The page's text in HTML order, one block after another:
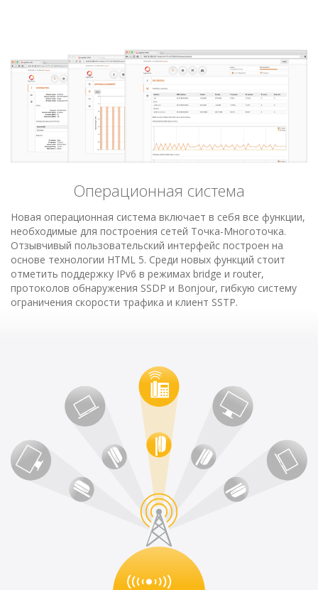
Операционная система
Новая операционная система включает в себя все функции,
необходимые для построения сетей Точка-Многоточка.
Отзывчивый пользовательский интерфейс построен на
основе технологии HTML 5. Среди новых функций стоит
отметить поддержку IPv6 в режимах bridge и router,
протоколов обнаружения SSDP и Bonjour, гибкую систему
ограничения скорости трафика и клиент SSTP.